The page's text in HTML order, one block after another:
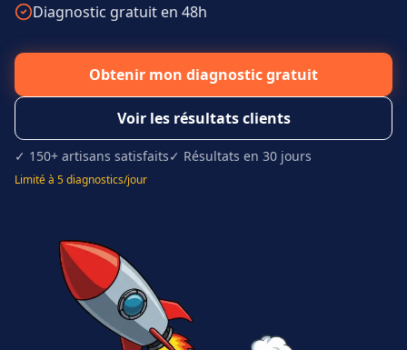
Diagnostic gratuit en 48h
Obtenir mon diagnostic gratuit
Voir les résultats clients
✓ 150+ artisans satisfaits✓ Résultats en 30 jours
Limité à 5 diagnostics/jour